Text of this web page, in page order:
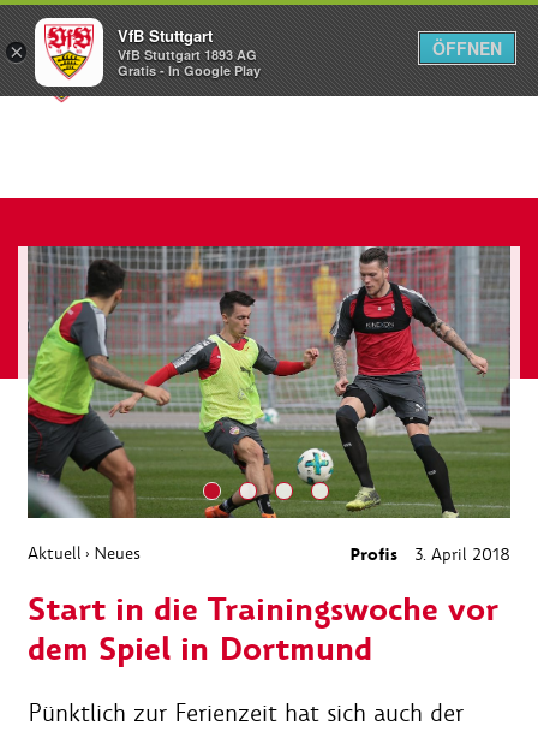
Menü
Aktuell › Neues Profis 3. April 2018
Start in die Trainingswoche vor
dem Spiel in Dortmund
Pünktlich zur Ferienzeit hat sich auch der
×
VfB Stuttgart
VfB Stuttgart 1893 AG
Gratis - In Google Play
ÖFFNEN